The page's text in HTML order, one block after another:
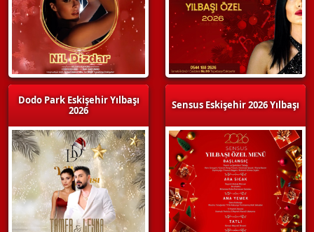
Dodo Park Eskişehir Yılbaşı
2026
Sensus Eskişehir 2026 Yılbaşı